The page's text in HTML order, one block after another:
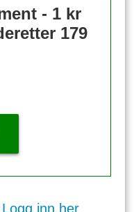
- 1 kr
179
inn her